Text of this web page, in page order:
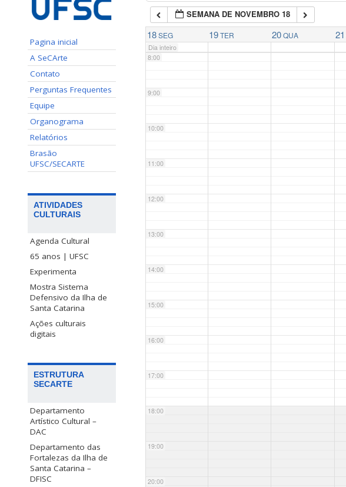
Pagina inicial
A SeCArte
Contato
Perguntas Frequentes
Equipe
Organograma
Relatórios
Brasão
UFSC/SECARTE
ATIVIDADES
CULTURAIS
Agenda Cultural
65 anos | UFSC
Experimenta
Mostra Sistema
Defensivo da Ilha de
Santa Catarina
Ações culturais
digitais
ESTRUTURA
SECARTE
Departamento
Artístico Cultural –
DAC
Departamento das
Fortalezas da Ilha de
Santa Catarina –
DFISC
SEMANA DE NOVEMBRO 18
18 SEG 19 TER 20 QUA 21
Dia inteiro
7:00
8:00
9:00
10:00
11:00
12:00
13:00
14:00
15:00
16:00
17:00
18:00
19:00
20:00